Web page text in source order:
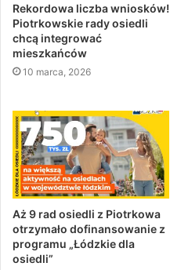
Rekordowa liczba wniosków!
Piotrkowskie rady osiedli
chcą integrować
mieszkańców
10 marca, 2026
Aż 9 rad osiedli z Piotrkowa
otrzymało dofinansowanie z
programu „Łódzkie dla
osiedli”